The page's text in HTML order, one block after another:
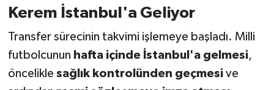
Kerem İstanbul'a Geliyor
Transfer sürecinin takvimi işlemeye başladı. Milli
futbolcunun hafta içinde İstanbul'a gelmesi,
öncelikle sağlık kontrolünden geçmesive